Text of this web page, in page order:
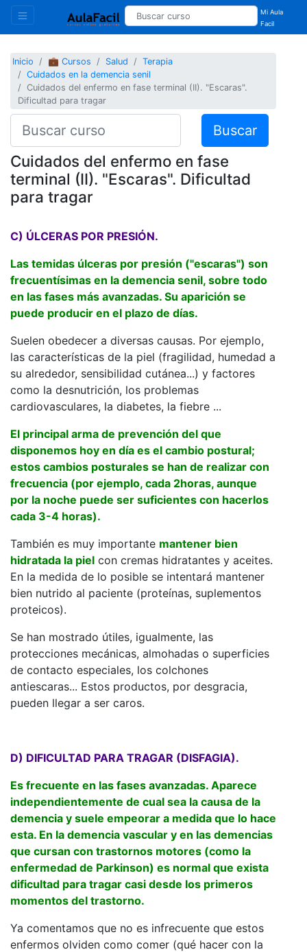
Mi Aula
Facil
Inicio 💼 Cursos Salud
Terapia
Cuidados en la demencia senil
Cuidados del enfermo en fase terminal (II). "Escaras".
Dificultad para tragar
Buscar
Cuidados del enfermo en fase
terminal (II). "Escaras". Dificultad
para tragar
C) ÚLCERAS POR PRESIÓN.
Las temidas úlceras por presión ("escaras") son
frecuentísimas en la demencia senil, sobre todo
en las fases más avanzadas. Su aparición se
puede producir en el plazo de días.
Suelen obedecer a diversas causas. Por ejemplo,
las características de la piel (fragilidad, humedad a
su alrededor, sensibilidad cutánea...) y factores
como la desnutrición, los problemas
cardiovasculares, la diabetes, la fiebre ...
El principal arma de prevención del que
disponemos hoy en día es el cambio postural;
estos cambios posturales se han de realizar con
frecuencia (por ejemplo, cada 2horas, aunque
por la noche puede ser suficientes con hacerlos
cada 3-4 horas).
También es muy importante mantener bien
hidratada la piel con cremas hidratantes y aceites.
En la medida de lo posible se intentará mantener
bien nutrido al paciente (proteínas, suplementos
proteicos).
Se han mostrado útiles, igualmente, las
protecciones mecánicas, almohadas o superficies
de contacto especiales, los colchones
antiescaras... Estos productos, por desgracia,
pueden llegar a ser caros.
D) DIFICULTAD PARA TRAGAR (DISFAGIA).
Es frecuente en las fases avanzadas. Aparece
independientemente de cual sea la causa de la
demencia y suele empeorar a medida que lo hace
esta. En la demencia vascular y en las demencias
que cursan con trastornos motores (como la
enfermedad de Parkinson) es normal que exista
dificultad para tragar casi desde los primeros
momentos del trastorno.
Ya comentamos que no es infrecuente que estos
enfermos olviden como comer (qué hacer con la